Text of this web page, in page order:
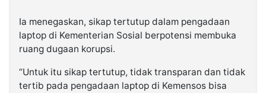
Ia menegaskan, sikap tertutup dalam pengadaan
laptop di Kementerian Sosial berpotensi membuka
ruang dugaan korupsi.
“Untuk itu sikap tertutup, tidak transparan dan tidak
tertib pada pengadaan laptop di Kemensos bisa